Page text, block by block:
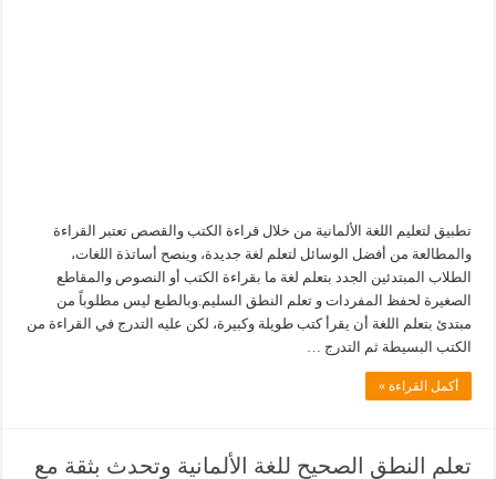
تطبيق لتعليم اللغة الألمانية من خلال قراءة الكتب والقصص تعتبر القراءة
والمطالعة من أفضل الوسائل لتعلم لغة جديدة، وينصح أساتذة اللغات،
الطلاب المبتدئين الجدد بتعلم لغة ما بقراءة الكتب أو النصوص والمقاطع
الصغيرة لحفظ المفردات و تعلم النطق السليم.وبالطبع ليس مطلوباً من
مبتدئ بتعلم اللغة أن يقرأ كتب طويلة وكبيرة، لكن عليه التدرج في القراءة من
الكتب البسيطة ثم التدرج …
أكمل القراءة »
تعلم النطق الصحيح للغة الألمانية وتحدث بثقة مع